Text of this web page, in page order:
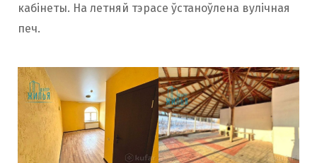
кабінеты. На летняй тэрасе ўстаноўлена вулічная
печ.